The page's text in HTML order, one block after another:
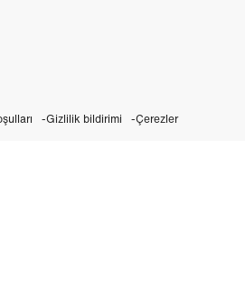
Gizlilik bildirimi Çerezler